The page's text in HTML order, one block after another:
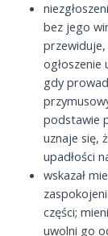
bez jego
przewiduje,
ogłoszenie
gdy
podstawie
uznaje się,
upadłości
wskazał
części;
uwolni go